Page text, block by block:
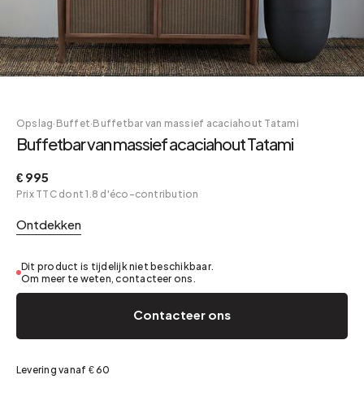
Opslag· Buffet·Buffetbar van massief acaciahout Tatami
Buffetbar van massief acaciahout Tatami
€ 995
Prix TTC dont 1.8 d'éco-contribution
Ontdekken
Dit product is tijdelijk niet beschikbaar.
Om meer te weten, contacteer ons.
Contacteer ons
Levering vanaf € 60